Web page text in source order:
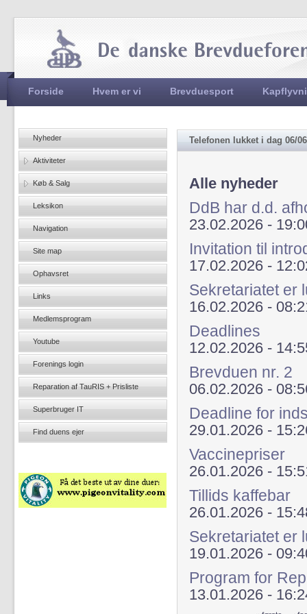
Hovedmenu
Forside Hvem er vi Brevduesport
Telefonen lukket i dag 06/
Alle nyheder
DdB har d.d.
23.02.2026 -
Invitation til
17.02.2026 -
Sekretariatet er
16.02.2026 -
Deadlines
12.02.2026 -
Brevduen nr. 2
06.02.2026 -
Deadline for
29.01.2026 -
Vaccinepriser
26.01.2026 -
Tillids kaffebar
26.01.2026 -
Sekretariatet er
19.01.2026 -
Program for
13.01.2026 -
Nyheder
Aktiviteter
Køb & Salg
Leksikon
Navigation
Site map
Ophavsret
Links
Medlemsprogram
Youtube
Forenings login
Reparation af TauRIS + Prisliste
Superbruger IT
Find duens ejer